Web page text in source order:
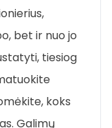
bet ir nuo jo
tiesiog
koks
Galimų